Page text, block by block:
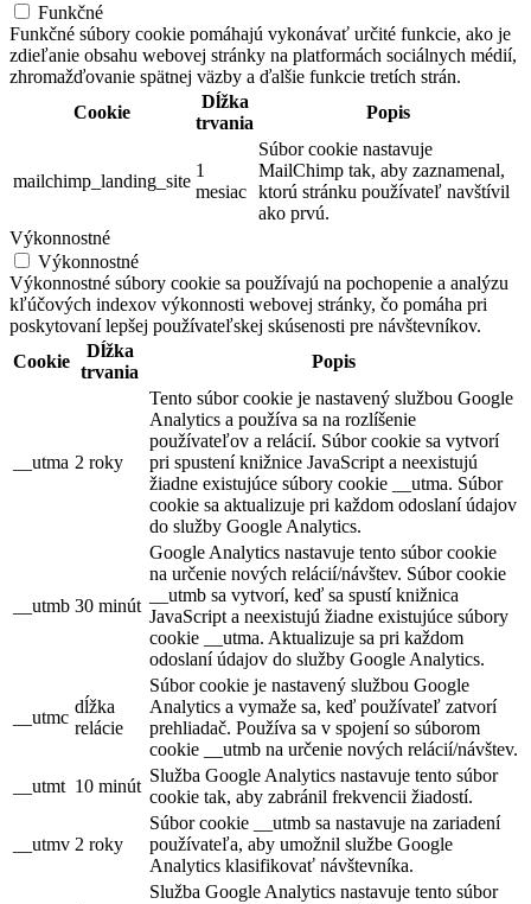
Funkčné
Funkčné súbory cookie pomáhajú vykonávať určité funkcie, ako je
zdieľanie obsahu webovej stránky na platformách sociálnych médií,
zhromažďovanie spätnej väzby a ďalšie funkcie tretích strán.
Cookie
Dĺžka
trvania
Popis
mailchimp_landing_site
1
mesiac
Súbor cookie nastavuje
MailChimp tak, aby zaznamenal,
ktorú stránku používateľ navštívil
ako prvú.
Výkonnostné
Výkonnostné
Výkonnostné súbory cookie sa používajú na pochopenie a analýzu
kľúčových indexov výkonnosti webovej stránky, čo pomáha pri
poskytovaní lepšej používateľskej skúsenosti pre návštevníkov.
Cookie
Dĺžka
trvania
Popis
__utma 2 roky
Tento súbor cookie je nastavený službou Google
Analytics a používa sa na rozlíšenie
používateľov a relácií. Súbor cookie sa vytvorí
pri spustení knižnice JavaScript a neexistujú
žiadne existujúce súbory cookie __utma. Súbor
cookie sa aktualizuje pri každom odoslaní údajov
do služby Google Analytics.
__utmb 30 minút
Google Analytics nastavuje tento súbor cookie
na určenie nových relácií/návštev. Súbor cookie
__utmb sa vytvorí, keď sa spustí knižnica
JavaScript a neexistujú žiadne existujúce súbory
cookie __utma. Aktualizuje sa pri každom
odoslaní údajov do služby Google Analytics.
__utmc
dĺžka
relácie
Súbor cookie je nastavený službou Google
Analytics a vymaže sa, keď používateľ zatvorí
prehliadač. Používa sa v spojení so súborom
cookie __utmb na určenie nových relácií/návštev.
__utmt 10 minút
Služba Google Analytics nastavuje tento súbor
cookie tak, aby zabránil frekvencii žiadostí.
__utmv 2 roky
Súbor cookie __utmb sa nastavuje na zariadení
používateľa, aby umožnil službe Google
Analytics klasifikovať návštevníka.
Služba Google Analytics nastavuje tento súbor